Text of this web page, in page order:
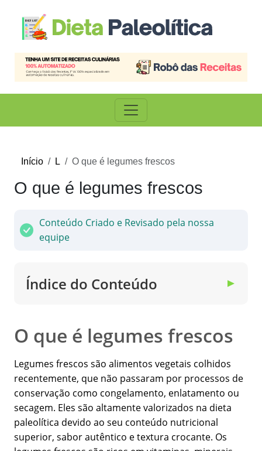
Início L O que é legumes frescos
O que é legumes frescos
Conteúdo Criado e Revisado pela nossa
equipe
Índice do Conteúdo ▼
O que é legumes frescos
Legumes frescos são alimentos vegetais colhidos
recentemente, que não passaram por processos de
conservação como congelamento, enlatamento ou
secagem. Eles são altamente valorizados na dieta
paleolítica devido ao seu conteúdo nutricional
superior, sabor autêntico e textura crocante. Os